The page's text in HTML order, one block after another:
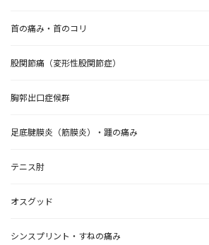
首の痛み・首のコリ
股関節痛（変形性股関節症）
胸郭出口症候群
足底腱膜炎（筋膜炎）・踵の痛み
テニス肘
オスグッド
シンスプリント・すねの痛み